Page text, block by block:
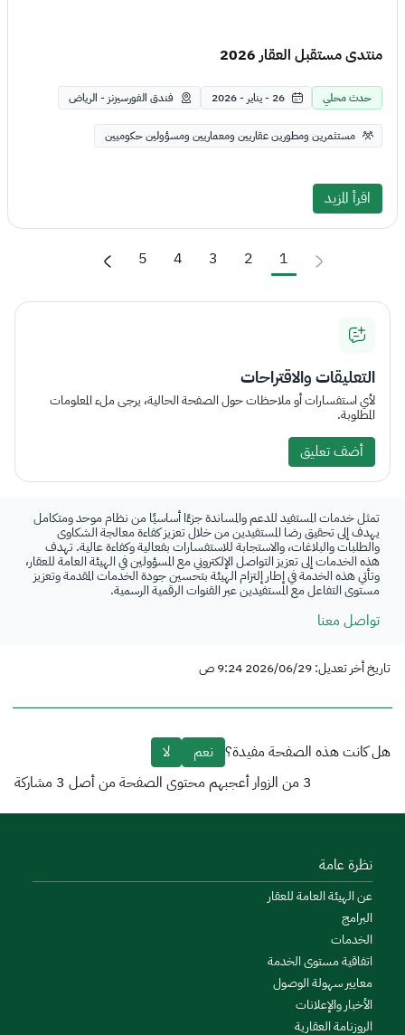
منتدى مستقبل العقار 2026
حدث محلي 26 - يناير - 2026 فندق الفورسيزنز - الرياض
مستثمرين ومطورين عقاريين ومعماريين ومسؤولين حكوميين
اقرأ المزيد
1
2
3
4
5
التعليقات والاقتراحات
لأي استفسارات أو ملاحظات حول الصفحة الحالية، يرجى ملء المعلومات
المطلوبة.
أضف تعليق
تمثل خدمات المستفيد للدعم والمساندة جزءًا أساسيًا من نظام موحد ومتكامل
يهدف إلى تحقيق رضا المستفيدين من خلال تعزيز كفاءة معالجة الشكاوى
والطلبات والبلاغات، والاستجابة للاستفسارات بفعالية وكفاءة عالية. تهدف
هذه الخدمات إلى تعزيز التواصل الإلكتروني مع المسؤولين في الهيئة العامة للعقار،
وتأتي هذه الخدمة في إطار إلتزام الهيئة بتحسين جودة الخدمات المقدمة وتعزيز
مستوى التفاعل مع المستفيدين عبر القنوات الرقمية الرسمية.
تواصل معنا
تاريخ أخر تعديل: 2026/06/29 9:24 ص
هل كانت هذه الصفحة مفيدة؟ نعم
لا
3 من الزوار أعجبهم محتوى الصفحة من أصل 3 مشاركة
نظرة عامة
عن الهيئة العامة للعقار
البرامج
الخدمات
اتفاقية مستوى الخدمة
معايير سهولة الوصول
الأخبار والإعلانات
الروزنامة العقارية